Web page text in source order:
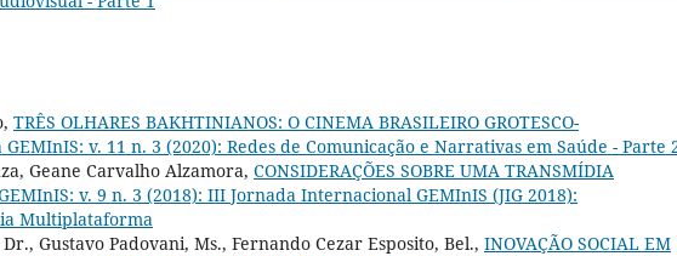
TRÊS OLHARES BAKHTINIANOS: O CINEMA BRASILEIRO GROTESCO-
GEMInIS: v. 11 n. 3 (2020): Redes de Comunicação e Narrativas em Saúde - Parte
Geane Carvalho Alzamora, CONSIDERAÇÕES SOBRE UMA TRANSMÍDIA
v. 9 n. 3 (2018): III Jornada Internacional GEMInIS (JIG 2018):
Multiplataforma
Gustavo Padovani, Ms., Fernando Cezar Esposito, Bel., INOVAÇÃO SOCIAL EM